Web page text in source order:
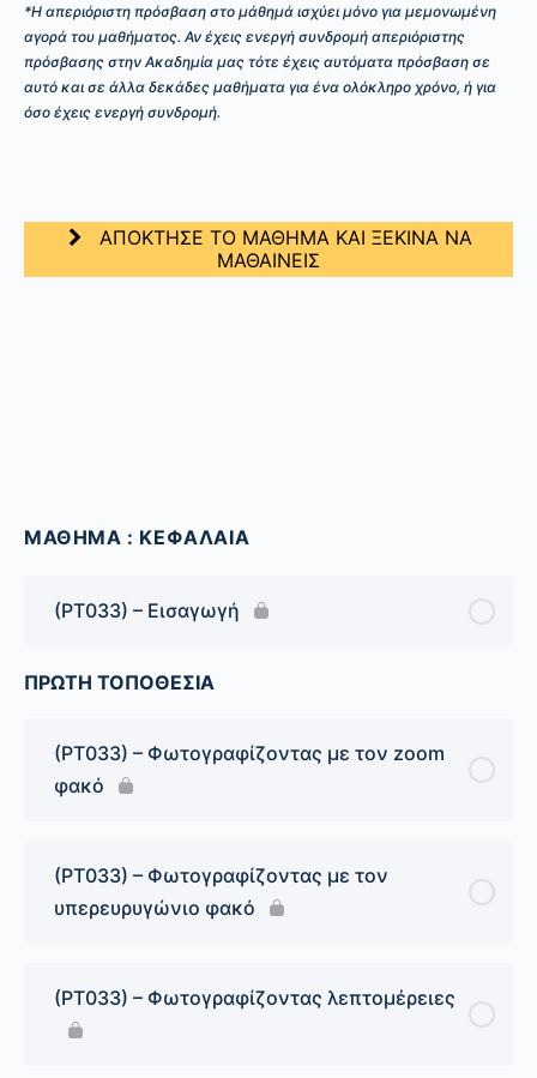
*Η απεριόριστη πρόσβαση στο μάθημά ισχύει μόνο για μεμονωμένη
αγορά του μαθήματος. Αν έχεις ενεργή συνδρομή απεριόριστης
πρόσβασης στην Ακαδημία μας τότε έχεις αυτόματα πρόσβαση σε
αυτό και σε άλλα δεκάδες μαθήματα για ένα ολόκληρο χρόνο, ή για
όσο έχεις ενεργή συνδρομή.
ΑΠΟΚΤΗΣΕ ΤΟ ΜΑΘΗΜΑ ΚΑΙ ΞΕΚΙΝΑ ΝΑ
ΜΑΘΑΙΝΕΙΣ
ΜΑΘΗΜΑ : ΚΕΦΑΛΑΙΑ
(PT033) – Εισαγωγή
ΠΡΩΤΗ ΤΟΠΟΘΕΣΙΑ
(PT033) – Φωτογραφίζοντας με τον zoom
φακό
(PT033) – Φωτογραφίζοντας με τον
υπερευρυγώνιο φακό
(PT033) – Φωτογραφίζοντας λεπτομέρειες